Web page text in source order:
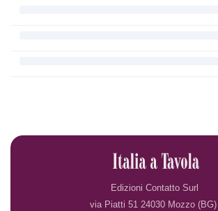
Edizioni Contatto Surl
via Piatti 51 24030 Mozzo (BG)